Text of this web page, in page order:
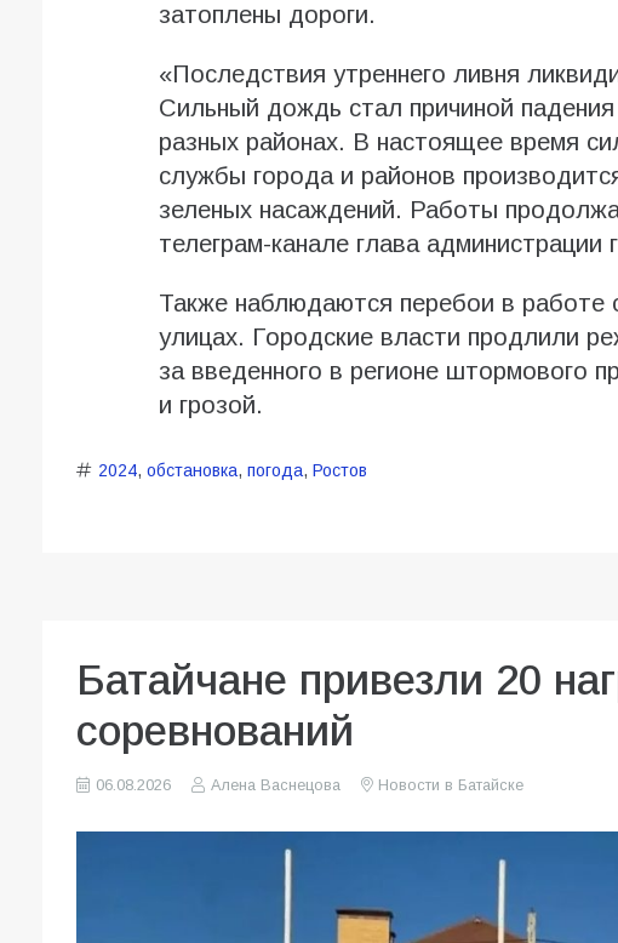
затоплены дороги.
«Последствия утреннего ливня
Сильный дождь стал причиной
разных районах. В настоящее время
службы города и районов
зеленых насаждений. Работы
телеграм-канале глава администрации
Также наблюдаются перебои в работе
улицах. Городские власти продлили
за введенного в регионе штормового
и грозой.
2024, обстановка, погода, Ростов
Батайчане привезли 20
соревнований
06.08.2026 Алена Васнецова Новости в Батайске